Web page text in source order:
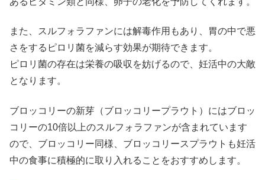
また、スルフォラファンには解毒作用もあり、胃の中で悪
さをするピロリ菌を減らす効果が期待できます。
ピロリ菌の存在は栄養の吸収を妨げるので、妊活中の大敵
となります。
ブロッコリーの新芽（ブロッコリープラウト）にはブロッ
コリーの10倍以上のスルフォラファンが含まれています
ので、ブロッコリー同様、ブロッコリースプラウトも妊活
中の食事に積極的に取り入れることをおすすめします。